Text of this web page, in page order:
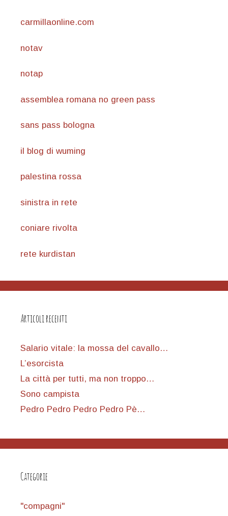
carmillaonline.com
notav
notap
assemblea romana no green pass
sans pass bologna
il blog di wuming
palestina rossa
sinistra in rete
coniare rivolta
rete kurdistan
Articoli recenti
Salario vitale: la mossa del cavallo…
L’esorcista
La città per tutti, ma non troppo…
Sono campista
Pedro Pedro Pedro Pedro Pè…
Categorie
"compagni"